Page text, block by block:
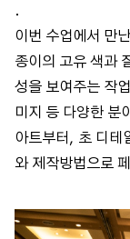
.
이번 수업에서 만
종이의 고유 색과
성을 보여주는 작
미지 등 다양한 분
아트부터, 초 디테
와 제작방법으로